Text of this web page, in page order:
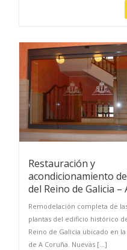
Restauración y
acondicionamiento
del Reino de Galicia –
Remodelación completa de
plantas del edificio histórico
Reino de Galicia ubicado en la
de A Coruña. Nuevas [...]